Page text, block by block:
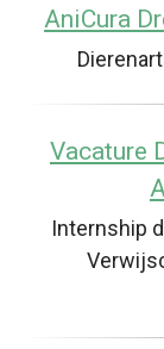
AniCura
Vacature
Internship